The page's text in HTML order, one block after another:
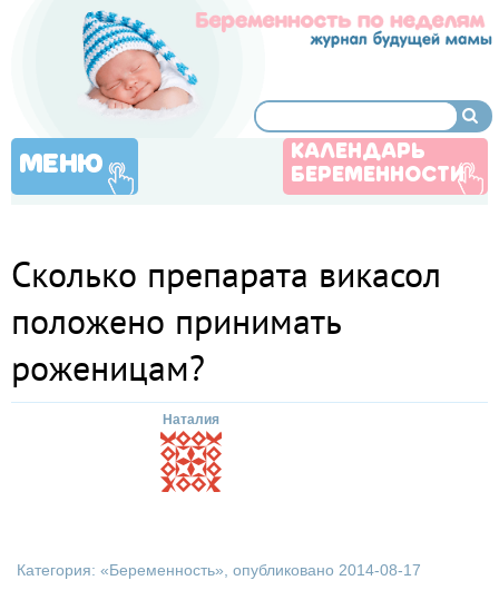
МЕНЮ
КАЛЕНДАРЬ
БЕРЕМЕННОСТИ
Сколько препарата викасол
положено принимать
роженицам?
Наталия
Категория: «Беременность», опубликовано 2014-08-17